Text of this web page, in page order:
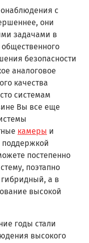
с
они
задачами в
безопасности
аналоговое
качества
системам
Вы все еще
камеры и
поддержкой
постепенно
поэтапно
а в
высокой
годы стали
высокого